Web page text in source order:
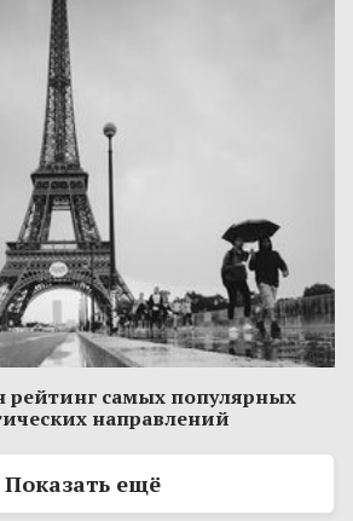
рейтинг самых популярных
направлений
Показать ещё